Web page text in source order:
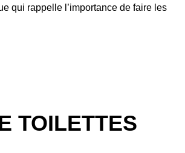
qui rappelle l’importance de faire les
TOILETTES